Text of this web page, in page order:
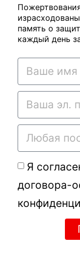
память о
каждый день
Я
договора-